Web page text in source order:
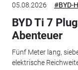
05.08.2026 #BYD-
BYD Ti 7
Abenteuer
Fünf Meter lang,
elektrische